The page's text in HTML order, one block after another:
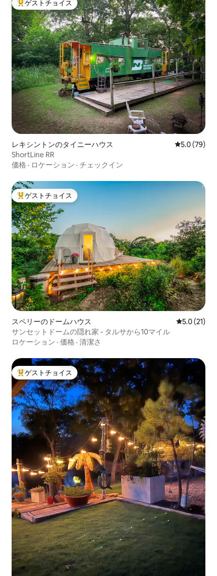
大好評のゲストチョイスです。
ゲストチョイス
レキシントンのタイニーハウス レビュー79
5.0 (79)
ShortLine RR
価格 · ロケーション · チェックイン
大好評のゲストチョイスです。
ゲストチョイス
スペリーのドームハウス レビュー21
5.0 (21)
サンセットドームの隠れ家 - タルサから10マイル
ロケーション · 価格 · 清潔さ
大好評のゲストチョイスです。
ゲストチョイス